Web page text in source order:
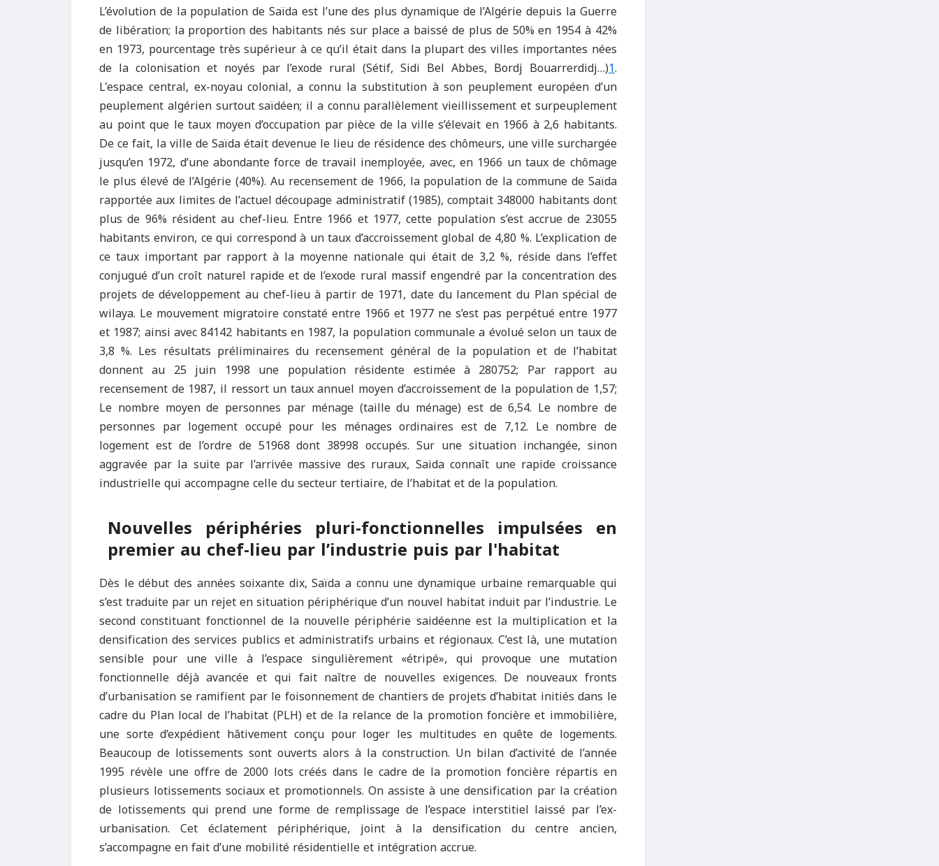
L’évolution de la population de Saïda est l’une des plus dynamique de l’Algérie depuis la Guerre
de libération; la proportion des habitants nés sur place a baissé de plus de 50% en 1954 à 42%
en 1973, pourcentage très supérieur à ce qu’il était dans la plupart des villes importantes nées
de la colonisation et noyés par l’exode rural (Sétif, Sidi Bel Abbes, Bordj Bouarrerdidj…)1.
L'espace central, ex-noyau colonial, a connu la substitution à son peuplement européen d’un
peuplement algérien surtout saïdéen; il a connu parallèlement vieillissement et surpeuplement
au point que le taux moyen d’occupation par pièce de la ville s’élevait en 1966 à 2,6 habitants.
De ce fait, la ville de Saïda était devenue le lieu de résidence des chômeurs, une ville surchargée
jusqu’en 1972, d’une abondante force de travail inemployée, avec, en 1966 un taux de chômage
le plus élevé de l’Algérie (40%). Au recensement de 1966, la population de la commune de Saïda
rapportée aux limites de l’actuel découpage administratif (1985), comptait 348000 habitants dont
plus de 96% résident au chef-lieu. Entre 1966 et 1977, cette population s’est accrue de 23055
habitants environ, ce qui correspond à un taux d’accroissement global de 4,80 %. L’explication de
ce taux important par rapport à la moyenne nationale qui était de 3,2 %, réside dans l’effet
conjugué d’un croît naturel rapide et de l’exode rural massif engendré par la concentration des
projets de développement au chef-lieu à partir de 1971, date du lancement du Plan spécial de
wilaya. Le mouvement migratoire constaté entre 1966 et 1977 ne s’est pas perpétué entre 1977
et 1987; ainsi avec 84142 habitants en 1987, la population communale a évolué selon un taux de
3,8 %. Les résultats préliminaires du recensement général de la population et de l’habitat
donnent au 25 juin 1998 une population résidente estimée à 280752; Par rapport au
recensement de 1987, il ressort un taux annuel moyen d’accroissement de la population de 1,57;
Le nombre moyen de personnes par ménage (taille du ménage) est de 6,54. Le nombre de
personnes par logement occupé pour les ménages ordinaires est de 7,12. Le nombre de
logement est de l’ordre de 51968 dont 38998 occupés. Sur une situation inchangée, sinon
aggravée par la suite par l’arrivée massive des ruraux, Saida connaît une rapide croissance
industrielle qui accompagne celle du secteur tertiaire, de l’habitat et de la population.
Nouvelles périphéries pluri-fonctionnelles impulsées en
premier au chef-lieu par l’industrie puis par l'habitat
Dès le début des années soixante dix, Saïda a connu une dynamique urbaine remarquable qui
s’est traduite par un rejet en situation périphérique d’un nouvel habitat induit par l’industrie. Le
second constituant fonctionnel de la nouvelle périphérie saidéenne est la multiplication et la
densification des services publics et administratifs urbains et régionaux. C’est là, une mutation
sensible pour une ville à l’espace singulièrement «étripé», qui provoque une mutation
fonctionnelle déjà avancée et qui fait naître de nouvelles exigences. De nouveaux fronts
d’urbanisation se ramifient par le foisonnement de chantiers de projets d’habitat initiés dans le
cadre du Plan local de l’habitat (PLH) et de la relance de la promotion foncière et immobilière,
une sorte d’expédient hâtivement conçu pour loger les multitudes en quête de logements.
Beaucoup de lotissements sont ouverts alors à la construction. Un bilan d’activité de l’année
1995 révèle une offre de 2000 lots créés dans le cadre de la promotion foncière répartis en
plusieurs lotissements sociaux et promotionnels. On assiste à une densification par la création
de lotissements qui prend une forme de remplissage de l’espace interstitiel laissé par l’ex-
urbanisation. Cet éclatement périphérique, joint à la densification du centre ancien,
s’accompagne en fait d’une mobilité résidentielle et intégration accrue.